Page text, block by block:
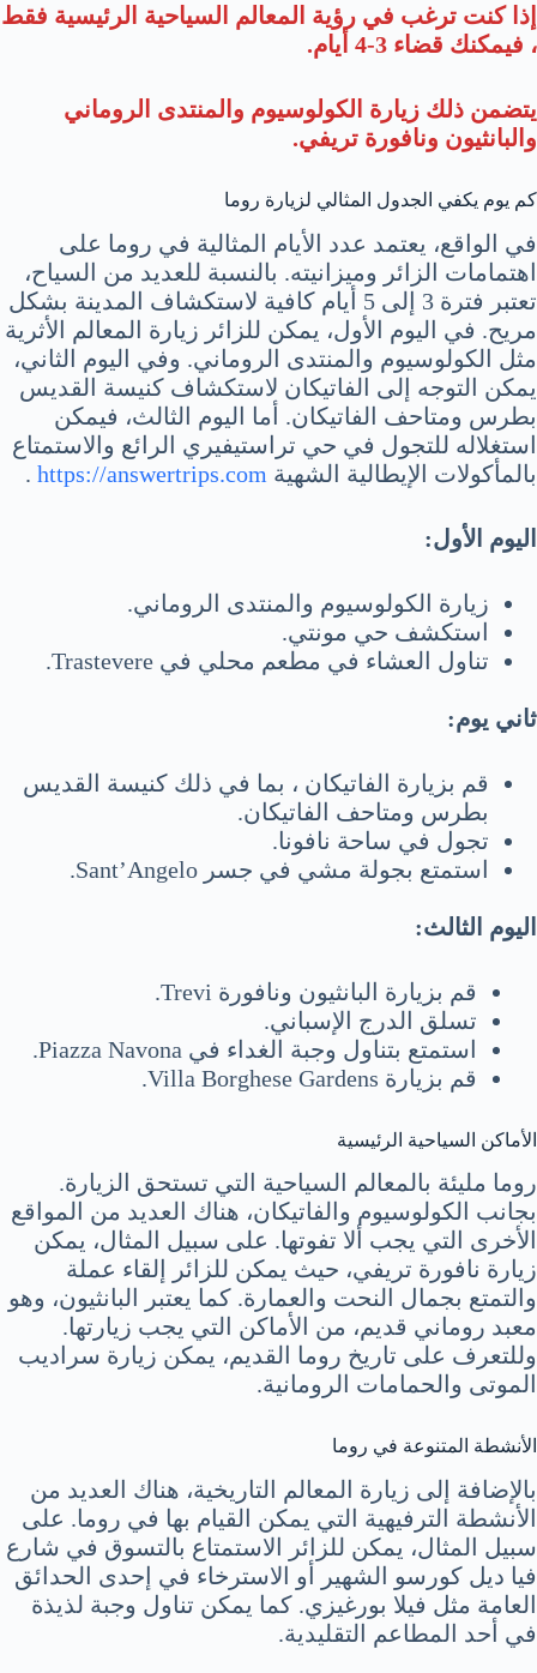
إذا كنت ترغب في رؤية المعالم السياحية الرئيسية فقط
، فيمكنك قضاء 3-4 أيام.
يتضمن ذلك زيارة الكولوسيوم والمنتدى الروماني
والبانثيون ونافورة تريفي.
كم يوم يكفي الجدول المثالي لزيارة روما
في الواقع، يعتمد عدد الأيام المثالية في روما على
اهتمامات الزائر وميزانيته. بالنسبة للعديد من السياح،
تعتبر فترة 3 إلى 5 أيام كافية لاستكشاف المدينة بشكل
مريح. في اليوم الأول، يمكن للزائر زيارة المعالم الأثرية
مثل الكولوسيوم والمنتدى الروماني. وفي اليوم الثاني،
يمكن التوجه إلى الفاتيكان لاستكشاف كنيسة القديس
بطرس ومتاحف الفاتيكان. أما اليوم الثالث، فيمكن
استغلاله للتجول في حي تراستيفيري الرائع والاستمتاع
بالمأكولات الإيطالية الشهية https://answertrips.com
.
اليوم الأول:
زيارة الكولوسيوم والمنتدى الروماني.
استكشف حي مونتي.
تناول العشاء في مطعم محلي في Trastevere.
ثاني يوم:
قم بزيارة الفاتيكان ، بما في ذلك كنيسة القديس
بطرس ومتاحف الفاتيكان.
تجول في ساحة نافونا.
استمتع بجولة مشي في جسر Sant’Angelo.
اليوم الثالث:
قم بزيارة البانثيون ونافورة Trevi.
تسلق الدرج الإسباني.
استمتع بتناول وجبة الغداء في Piazza Navona.
قم بزيارة Villa Borghese Gardens.
الأماكن السياحية الرئيسية
روما مليئة بالمعالم السياحية التي تستحق الزيارة.
بجانب الكولوسيوم والفاتيكان، هناك العديد من المواقع
الأخرى التي يجب ألا تفوتها. على سبيل المثال، يمكن
زيارة نافورة تريفي، حيث يمكن للزائر إلقاء عملة
والتمتع بجمال النحت والعمارة. كما يعتبر البانثيون، وهو
معبد روماني قديم، من الأماكن التي يجب زيارتها.
وللتعرف على تاريخ روما القديم، يمكن زيارة سراديب
الموتى والحمامات الرومانية.
الأنشطة المتنوعة في روما
بالإضافة إلى زيارة المعالم التاريخية، هناك العديد من
الأنشطة الترفيهية التي يمكن القيام بها في روما. على
سبيل المثال، يمكن للزائر الاستمتاع بالتسوق في شارع
فيا ديل كورسو الشهير أو الاسترخاء في إحدى الحدائق
العامة مثل فيلا بورغيزي. كما يمكن تناول وجبة لذيذة
في أحد المطاعم التقليدية.